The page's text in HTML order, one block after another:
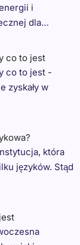
i
dla…
co to jest
co to jest -
zyskały w
która
języków. Stąd